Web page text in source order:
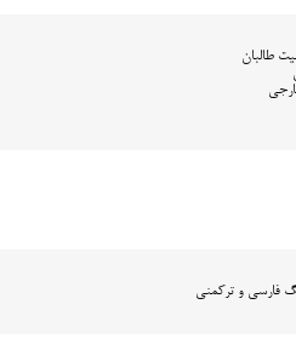
طالبان
فارسی و ترکمنی